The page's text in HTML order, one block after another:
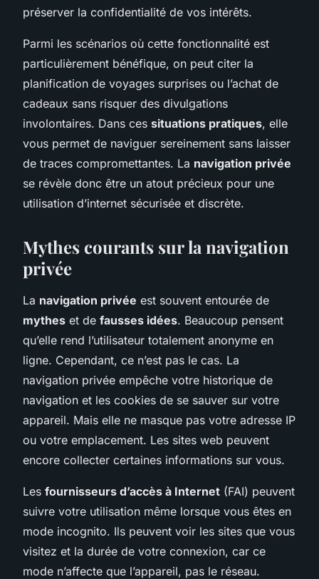
préserver la confidentialité de vos intérêts.
Parmi les scénarios où cette fonctionnalité est
particulièrement bénéfique, on peut citer la
planification de voyages surprises ou l’achat de
cadeaux sans risquer des divulgations
involontaires. Dans ces situations pratiques, elle
vous permet de naviguer sereinement sans laisser
de traces compromettantes. La navigation privée
se révèle donc être un atout précieux pour une
utilisation d’internet sécurisée et discrète.
Mythes courants sur la navigation
privée
La navigation privée est souvent entourée de
mythes et de fausses idées. Beaucoup pensent
qu’elle rend l’utilisateur totalement anonyme en
ligne. Cependant, ce n’est pas le cas. La
navigation privée empêche votre historique de
navigation et les cookies de se sauver sur votre
appareil. Mais elle ne masque pas votre adresse IP
ou votre emplacement. Les sites web peuvent
encore collecter certaines informations sur vous.
Les fournisseurs d’accès à Internet (FAI) peuvent
suivre votre utilisation même lorsque vous êtes en
mode incognito. Ils peuvent voir les sites que vous
visitez et la durée de votre connexion, car ce
mode n’affecte que l’appareil, pas le réseau.